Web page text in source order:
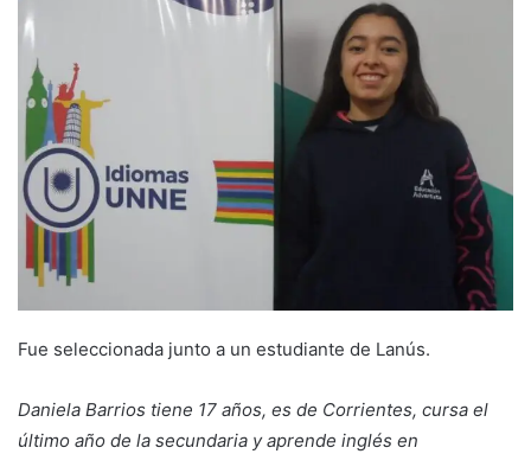
Fue seleccionada junto a un estudiante de Lanús.
Daniela Barrios tiene 17 años, es de Corrientes, cursa el
último año de la secundaria y aprende inglés en